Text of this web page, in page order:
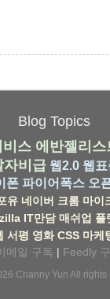
Blog Topics
비스 에반젤리스
자비급 웹2.0 웹
폰 파이어폭스 오
유 네이버 크롬 마이
IT만담 매쉬업 플
서평 영화 CSS 마케
메일 구독 | Feedly
Channy Yun All rights